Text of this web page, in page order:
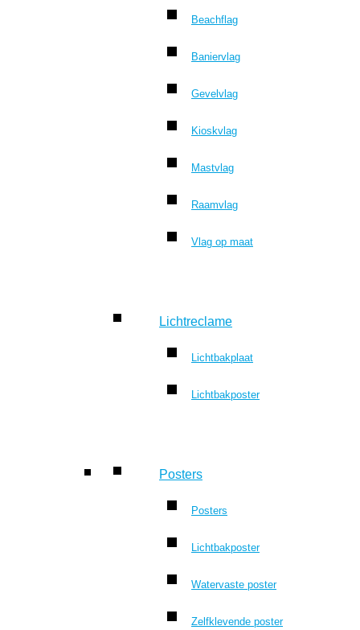
Beachflag
Baniervlag
Gevelvlag
Kioskvlag
Mastvlag
Raamvlag
Vlag op maat
Lichtreclame
Lichtbakplaat
Lichtbakposter
Posters
Posters
Lichtbakposter
Watervaste poster
Zelfklevende poster